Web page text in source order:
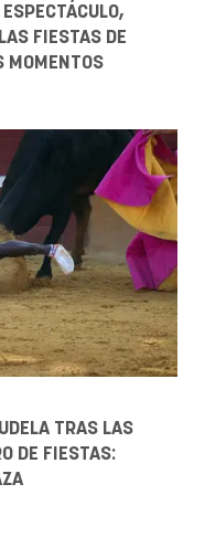
FIESTAS DE
MOMENTOS
TRAS LAS
DE FIESTAS: